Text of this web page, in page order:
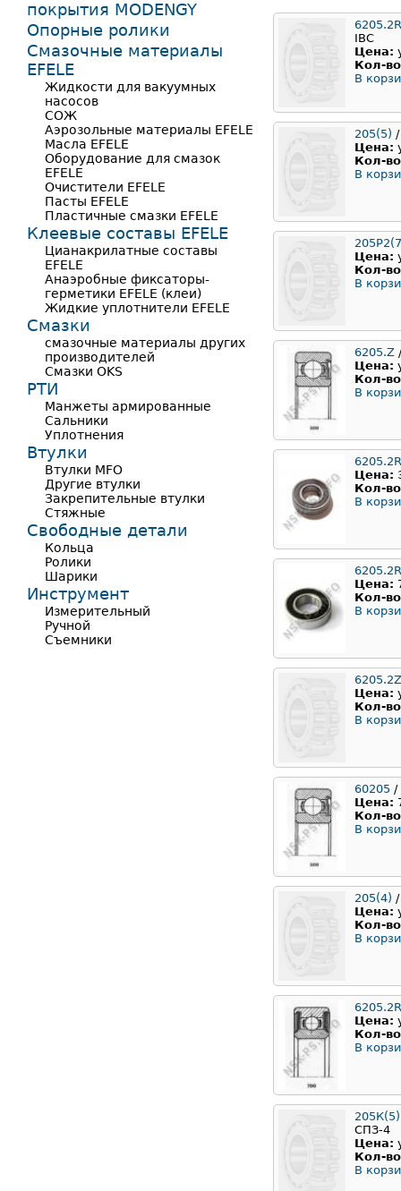
IBC
Цена:
Кол-
В
205(5)
Цена:
Кол-
В
Цена:
Кол-
В
6205.Z
Цена:
Кол-
В
Цена:
Кол-
В
Цена:
Кол-
В
Цена:
Кол-
В
60205 /
Цена:
Кол-
В
205(4)
Цена:
Кол-
В
Цена:
Кол-
В
СПЗ-4
Цена:
Кол-
В
покрытия MODENGY
Опорные ролики
Смазочные материалы
EFELE
Жидкости для вакуумных
насосов
СОЖ
Аэрозольные материалы EFELE
Масла EFELE
Оборудование для смазок
EFELE
Очистители EFELE
Пасты EFELE
Пластичные смазки EFELE
Клеевые составы EFELE
Цианакрилатные составы
EFELE
Анаэробные фиксаторы-
герметики EFELE (клеи)
Жидкие уплотнители EFELE
Смазки
смазочные материалы других
производителей
Смазки OKS
РТИ
Манжеты армированные
Сальники
Уплотнения
Втулки
Втулки MFO
Другие втулки
Закрепительные втулки
Стяжные
Свободные детали
Кольца
Ролики
Шарики
Инструмент
Измерительный
Ручной
Съемники